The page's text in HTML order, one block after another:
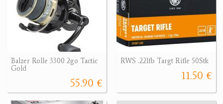
Balzer Rolle 3300 2go Tactic
Gold
55.90 €
RWS .22lfb Targt Rifle 50Stk
11.50 €